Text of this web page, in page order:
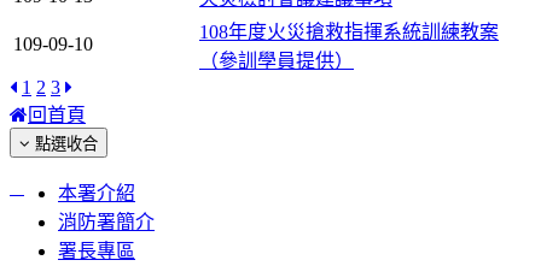
109-09-10
108年度火災搶救指揮系統訓練教案
（參訓學員提供）
1 2 3
回首頁
點選收合
本署介紹
消防署簡介
署長專區